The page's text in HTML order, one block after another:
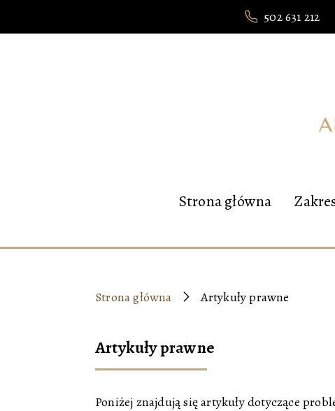
502 631 212
Strona główna
Strona główna Artykuły prawne
Artykuły prawne
Poniżej znajdują się artykuły dotyczące